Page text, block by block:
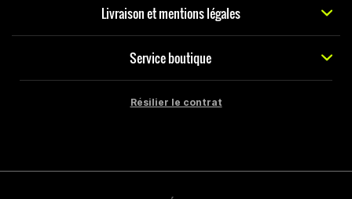
Livraison et mentions légales
Service boutique
Résilier le contrat